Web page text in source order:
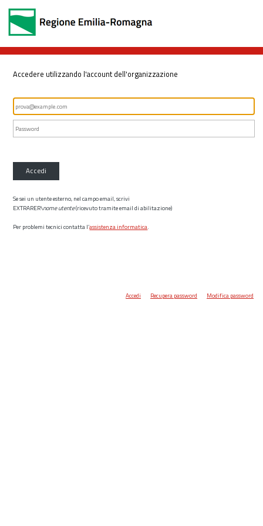
Accedere utilizzando l'account dell'organizzazione
Accedi
Se sei un utente esterno, nel campo email, scrivi
EXTRARER\nome utente(ricevuto tramite email di abilitazione)
Per problemi tecnici contatta l’assistenza informatica.
Accedi Recupera password Modifica password